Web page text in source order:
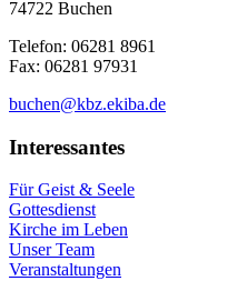
74722 Buchen
Telefon: 06281 8961
Fax: 06281 97931
buchen@kbz.ekiba.de
Interessantes
Für Geist & Seele
Gottesdienst
Kirche im Leben
Unser Team
Veranstaltungen